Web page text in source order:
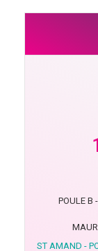
POULE B
ST AMAND -